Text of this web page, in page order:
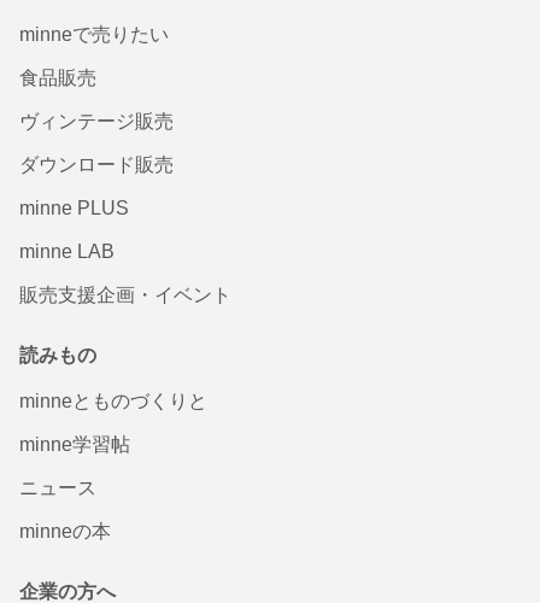
minneで売りたい
食品販売
ヴィンテージ販売
ダウンロード販売
minne PLUS
minne LAB
販売支援企画・イベント
読みもの
minneとものづくりと
minne学習帖
ニュース
minneの本
企業の方へ